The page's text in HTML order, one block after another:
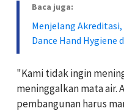
Baca juga:
Menjelang Akreditasi,
Dance Hand Hygiene
"Kami tidak ingin
meninggalkan mata air.
pembangunan harus